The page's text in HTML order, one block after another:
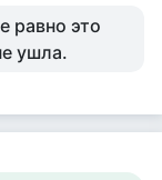
равно это
ушла.